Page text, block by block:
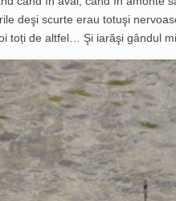
deşi scurte erau totuşi
toți de altfel… Şi iarăşi gândul